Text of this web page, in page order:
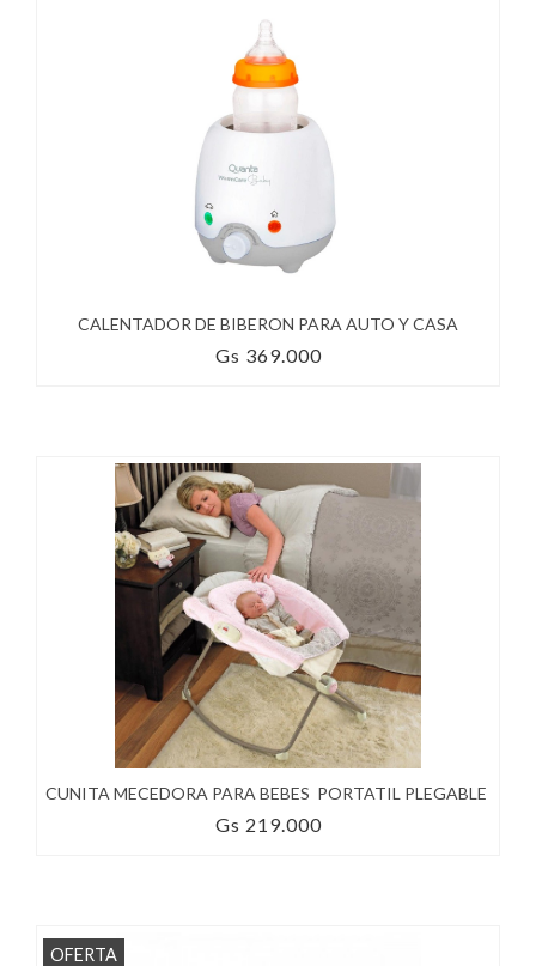
CALENTADOR DE BIBERON PARA AUTO Y CASA
Gs 369.000
CUNITA MECEDORA PARA BEBES PORTATIL PLEGABLE
Gs 219.000
OFERTA